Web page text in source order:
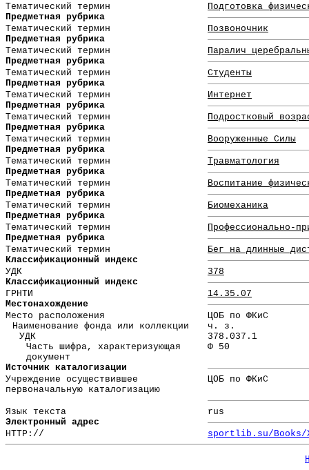
Тематический термин
Подготовка
Предметная рубрика
Тематический термин
Позвоночник
Предметная рубрика
Тематический термин
Паралич
Предметная рубрика
Тематический термин
Студенты
Предметная рубрика
Тематический термин
Интернет
Предметная рубрика
Тематический термин
Подростковый
Предметная рубрика
Тематический термин
Вооруженные Силы
Предметная рубрика
Тематический термин
Травматология
Предметная рубрика
Тематический термин
Воспитание
Предметная рубрика
Тематический термин
Биомеханика
Предметная рубрика
Тематический термин
Профессионально-
Предметная рубрика
Тематический термин
Бег на длинные
Классификационный индекс
УДК
378
Классификационный индекс
ГРНТИ
14.35.07
Местонахождение
Место расположения
ЦОБ по ФКиС
Наименование фонда или коллекции
ч. з.
УДК
378.037.1
Часть шифра, характеризующая
документ
Ф 50
Источник каталогизации
Учреждение осуществившее
первоначальную каталогизацию
ЦОБ по ФКиС
Язык текста
rus
Электронный адрес
HTTP://
sportlib.su/Books/